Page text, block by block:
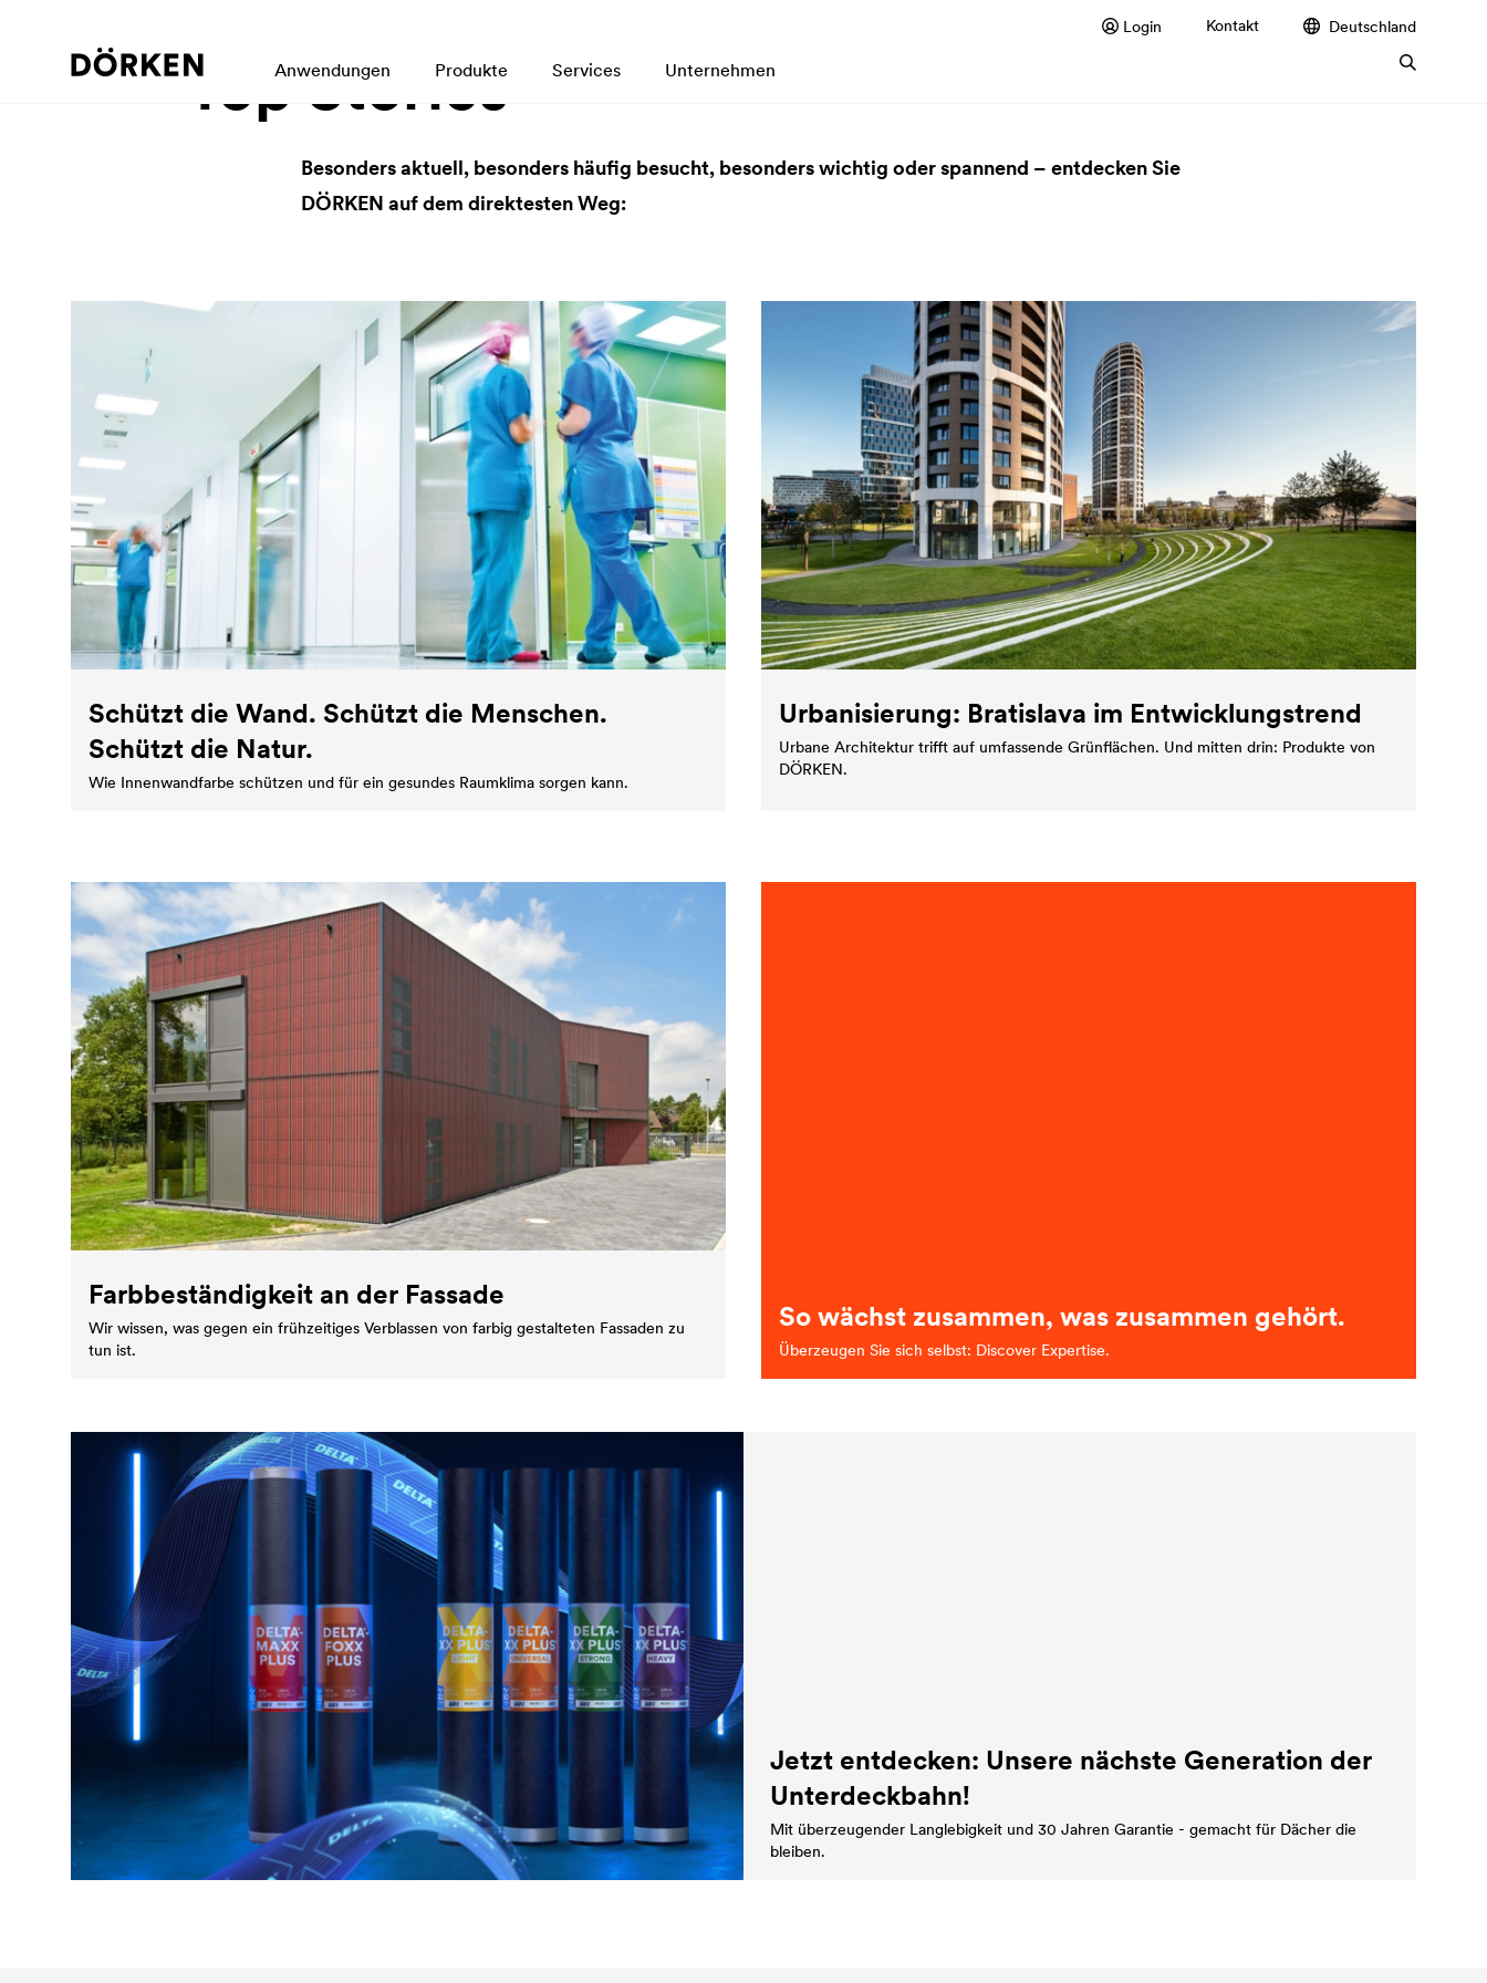
Login Kontakt Deutschland
Anwendungen Produkte Services Unternehmen
Top Stories
Besonders aktuell, besonders häufig besucht, besonders wichtig oder spannend – entdecken Sie
DÖRKEN auf dem direktesten Weg:
Schützt die Wand. Schützt die Menschen.
Schützt die Natur.
Wie Innenwandfarbe schützen und für ein gesundes Raumklima sorgen kann.
Urbanisierung: Bratislava im Entwicklungstrend
Urbane Architektur trifft auf umfassende Grünflächen. Und mitten drin: Produkte von
DÖRKEN.
Farbbeständigkeit an der Fassade
Wir wissen, was gegen ein frühzeitiges Verblassen von farbig gestalteten Fassaden zu
tun ist.
So wächst zusammen, was zusammen gehört.
Überzeugen Sie sich selbst: Discover Expertise.
Jetzt entdecken: Unsere nächste Generation der
Unterdeckbahn!
Mit überzeugender Langlebigkeit und 30 Jahren Garantie - gemacht für Dächer die
bleiben.